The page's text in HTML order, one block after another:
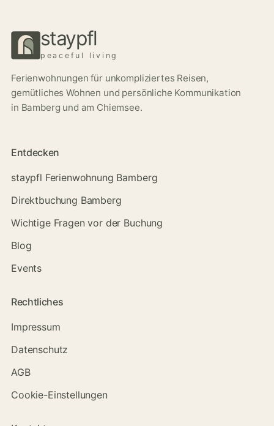
staypfl
peaceful living
Ferienwohnungen für unkompliziertes Reisen,
gemütliches Wohnen und persönliche Kommunikation
in Bamberg und am Chiemsee.
Entdecken
staypfl Ferienwohnung Bamberg
Direktbuchung Bamberg
Wichtige Fragen vor der Buchung
Blog
Events
Rechtliches
Impressum
Datenschutz
AGB
Cookie-Einstellungen